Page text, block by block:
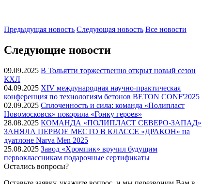
Предыдущая новость Следующая новость Все новости
Следующие новости
09.09.2025 В Тольятти торжественно открыт новый сезон
КХЛ
04.09.2025 XIV международная научно-практическая
конференция по технологиям бетонов BETON CONF'2025
02.09.2025 Сплоченность и сила: команда «Полипласт
Новомосковск» покорила «Гонку героев»
28.08.2025 КОМАНДА «ПОЛИПЛАСТ СЕВЕРО-ЗАПАД»
ЗАНЯЛА ПЕРВОЕ МЕСТО В КЛАССЕ «ДРАКОН» на
дуатлоне Narva Men 2025
25.08.2025 Завод «Хромпик» вручил будущим
первоклассникам подарочные сертификаты
Остались вопросы?